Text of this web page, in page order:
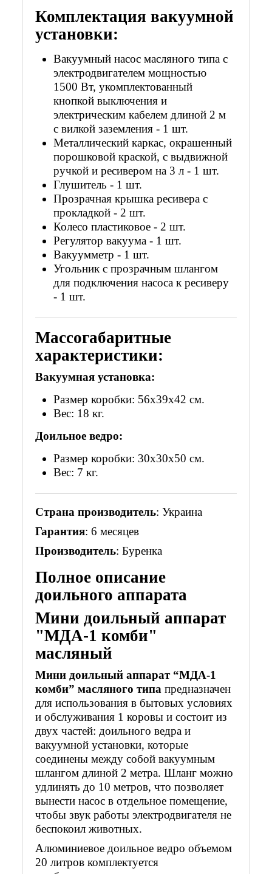
Комплектация вакуумной
установки:
Вакуумный насос масляного типа с
электродвигателем мощностью
1500 Вт, укомплектованный
кнопкой выключения и
электрическим кабелем длиной 2 м
с вилкой заземления - 1 шт.
Металлический каркас, окрашенный
порошковой краской, свыдвижной
ручкой и ресивером на 3 л - 1 шт.
Глушитель - 1 шт.
Прозрачная крышка ресивера с
прокладкой - 2 шт.
Колесо пластиковое - 2 шт.
Регулятор вакуума - 1 шт.
Вакуумметр - 1 шт.
Угольник с прозрачным шлангом
для подключения насоса к ресиверу
- 1 шт.
Массогабаритные
характеристики:
Вакуумная установка:
Размер коробки: 56х39х42 см.
Вес: 18 кг.
Доильное ведро:
Размер коробки: 30х30х50 см.
Вес: 7 кг.
Страна производитель: Украина
Гарантия: 6 месяцев
Производитель: Буренка
Полное описание
доильного аппарата
Мини доильный аппарат
"МДА-1 комби"
масляный
Мини доильный аппарат “МДА-1
комби” масляного типа предназначен
для использования в бытовых условиях
и обслуживания 1 коровы и состоит из
двух частей: доильного ведра и
вакуумной установки, которые
соединены между собой вакуумным
шлангом длиной 2 метра. Шланг можно
удлинять до 10 метров, что позволяет
вынести насос в отдельное помещение,
чтобы звук работы электродвигателя не
беспокоил животных.
Алюминиевое доильное ведро объемом
20 литров комплектуется